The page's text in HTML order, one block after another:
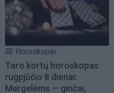
Horoskopai
Taro kortų horoskopas
rugpjūčio 8 dienai:
Mergelėms — ginčai,